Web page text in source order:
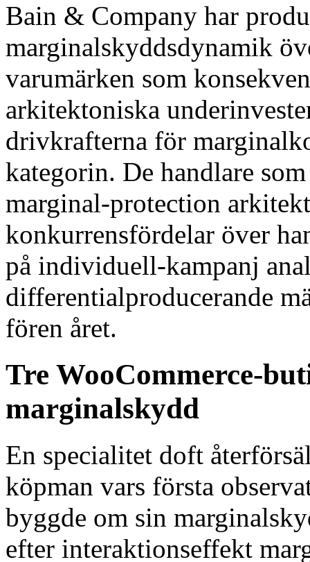
Bain & Company har
marginalskyddsdynamik
varumärken som
arkitektoniska
drivkrafterna för
kategorin. De handlare
marginal-protection
konkurrensfördelar över
på individuell-kampanj
differentialproducerande
fören året.
Tre WooCommerce-
marginalskydd
En specialitet doft
köpman vars första
byggde om sin
efter interaktionseffekt